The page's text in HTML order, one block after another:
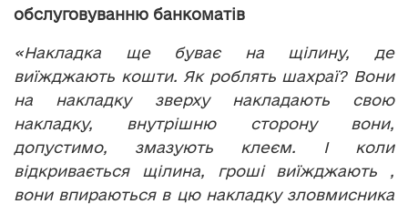
обслуговуванню банкоматів
«Накладка ще буває на щілину, де
виїжджають кошти. Як роблять шахраї? Вони
на накладку зверху накладають свою
накладку, внутрішню сторону вони,
допустимо, змазують клеєм. І коли
відкривається щілина, гроші виїжджають ,
вони впираються в цю накладку зловмисника